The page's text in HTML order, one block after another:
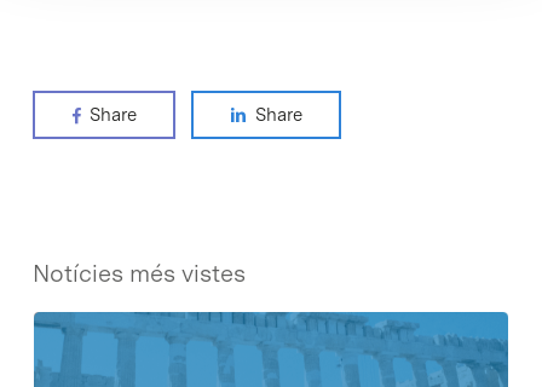
Share Share
Notícies més vistes